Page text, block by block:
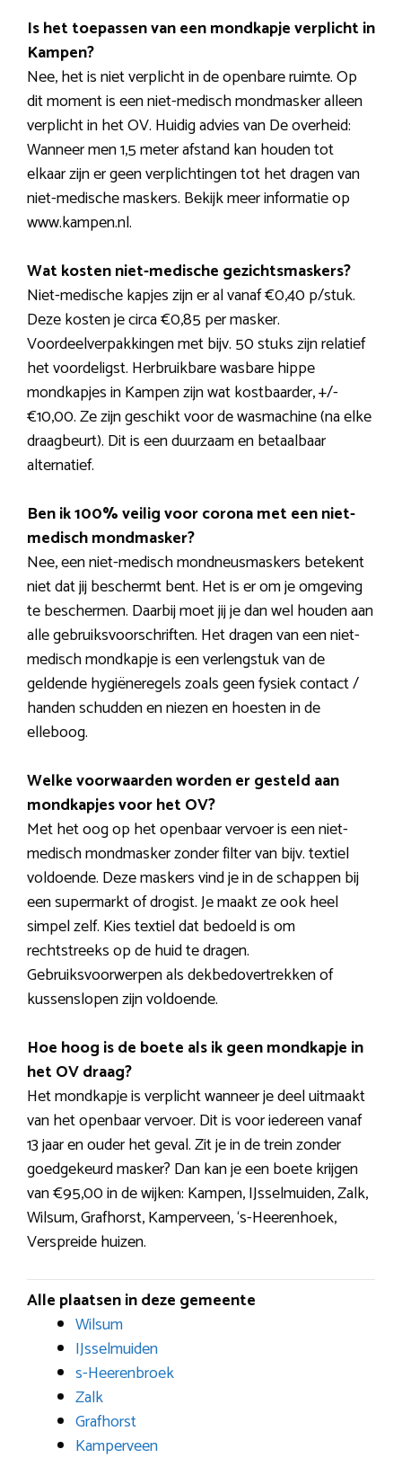
Is het toepassen van een mondkapje verplicht in
Kampen?
Nee, het is niet verplicht in de openbare ruimte. Op
dit moment is een niet-medisch mondmasker alleen
verplicht in het OV. Huidig advies van De overheid:
Wanneer men 1,5 meter afstand kan houden tot
elkaar zijn er geen verplichtingen tot het dragen van
niet-medische maskers. Bekijk meer informatie op
www.kampen.nl.
Wat kosten niet-medische gezichtsmaskers?
Niet-medische kapjes zijn er al vanaf €0,40 p/stuk.
Deze kosten je circa €0,85 per masker.
Voordeelverpakkingen met bijv. 50 stuks zijn relatief
het voordeligst. Herbruikbare wasbare hippe
mondkapjes in Kampen zijn wat kostbaarder, +/-
€10,00. Ze zijn geschikt voor de wasmachine (na elke
draagbeurt). Dit is een duurzaam en betaalbaar
alternatief.
Ben ik 100% veilig voor corona met een niet-
medisch mondmasker?
Nee, een niet-medisch mondneusmaskers betekent
niet dat jij beschermt bent. Het is er om je omgeving
te beschermen. Daarbij moet jij je dan wel houden aan
alle gebruiksvoorschriften. Het dragen van een niet-
medisch mondkapje is een verlengstuk van de
geldende hygiëneregels zoals geen fysiek contact /
handen schudden en niezen en hoesten in de
elleboog.
Welke voorwaarden worden er gesteld aan
mondkapjes voor het OV?
Met het oog op het openbaar vervoer is een niet-
medisch mondmasker zonder filter van bijv. textiel
voldoende. Deze maskers vind je in de schappen bij
een supermarkt of drogist. Je maakt ze ook heel
simpel zelf. Kies textiel dat bedoeld is om
rechtstreeks op de huid te dragen.
Gebruiksvoorwerpen als dekbedovertrekken of
kussenslopen zijn voldoende.
Hoe hoog is de boete als ik geen mondkapje in
het OV draag?
Het mondkapje is verplicht wanneer je deel uitmaakt
van het openbaar vervoer. Dit is voor iedereen vanaf
13 jaar en ouder het geval. Zit je in de trein zonder
goedgekeurd masker? Dan kan je een boete krijgen
van €95,00 in de wijken: Kampen, IJsselmuiden, Zalk,
Wilsum, Grafhorst, Kamperveen, ‘s-Heerenhoek,
Verspreide huizen.
Alle plaatsen in deze gemeente
Wilsum
IJsselmuiden
s-Heerenbroek
Zalk
Grafhorst
Kamperveen